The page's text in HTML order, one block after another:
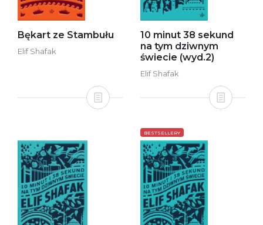
Bękart ze Stambułu
Elif Shafak
10 minut 38 sekund
na tym dziwnym
świecie (wyd.2)
Elif Shafak
BESTSELLERY